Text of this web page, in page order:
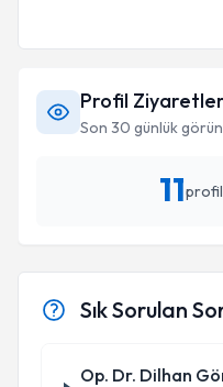
Profil
Son 30 günlük
11
Sık Sorulan
Op. Dr. Dilhan